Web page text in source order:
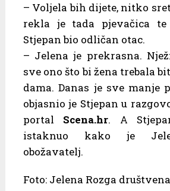
– Voljela bih dijete, nitko
rekla je tada pjevačica
Stjepan bio odličan otac.
– Jelena je prekrasna.
sve ono što bi žena trebala
dama. Danas je sve manje
objasnio je Stjepan u
portal Scena.hr. A
istaknuo kako je
obožavatelj.
Foto: Jelena Rozga